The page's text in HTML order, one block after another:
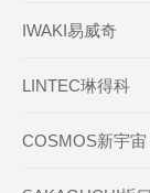
IWAKI易威奇
LINTEC琳得科
COSMOS新宇宙